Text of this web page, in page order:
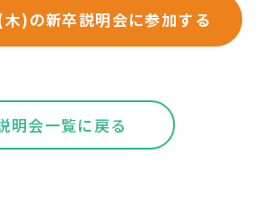
)の新卒説明会に参加する
明会一覧に戻る